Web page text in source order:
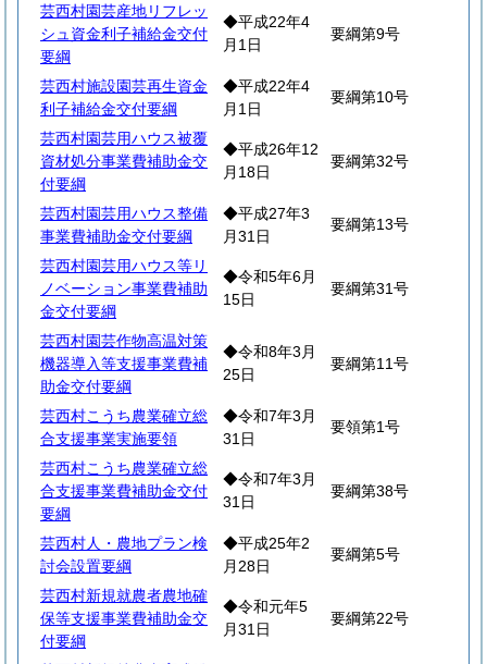
芸西村園芸産地リフレッ
シュ資金利子補給金交付
要綱
◆平成22年4
月1日
要綱第9号
芸西村施設園芸再生資金
利子補給金交付要綱
◆平成22年4
月1日
要綱第10号
芸西村園芸用ハウス被覆
資材処分事業費補助金交
付要綱
◆平成26年12
月18日
要綱第32号
芸西村園芸用ハウス整備
事業費補助金交付要綱
◆平成27年3
月31日
要綱第13号
芸西村園芸用ハウス等リ
ノベーション事業費補助
金交付要綱
◆令和5年6月
15日
要綱第31号
芸西村園芸作物高温対策
機器導入等支援事業費補
助金交付要綱
◆令和8年3月
25日
要綱第11号
芸西村こうち農業確立総
合支援事業実施要領
◆令和7年3月
31日
要領第1号
芸西村こうち農業確立総
合支援事業費補助金交付
要綱
◆令和7年3月
31日
要綱第38号
芸西村人・農地プラン検
討会設置要綱
◆平成25年2
月28日
要綱第5号
芸西村新規就農者農地確
保等支援事業費補助金交
付要綱
◆令和元年5
月31日
要綱第22号